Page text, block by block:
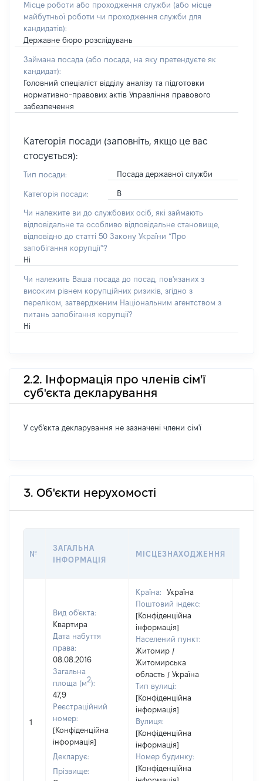
Місце роботи або проходження служби (або місце
майбутньої роботи чи проходження служби для
кандидатів):
Державне бюро розслідувань
Займана посада (або посада, на яку претендуєте як
кандидат):
Головний спеціаліст відділу аналізу та підготовки
нормативно-правових актів Управління правового
забезпечення
Категорія посади (заповніть, якщо це вас
стосується):
Тип посади: Посада державної служби
Категорія посади: В
Чи належите ви до службових осіб, які займають
відповідальне та особливо відповідальне становище,
відповідно до статті 50 Закону України “Про
запобігання корупції”?
Ні
Чи належить Ваша посада до посад, пов'язаних з
високим рівнем корупційних ризиків, згідно з
переліком, затвердженим Національним агентством з
питань запобігання корупції?
Ні
2.2. Інформація про членів сім'ї
суб'єкта декларування
У суб'єкта декларування не зазначені члени сім'ї
3. Об'єкти нерухомості
№
ЗАГАЛЬНА
ІНФОРМАЦІЯ
МІСЦЕЗНАХОДЖЕННЯ
1
Вид об'єкта:
Квартира
Дата набуття
права:
08.08.2016
Загальна
площа (м2):
47,9
Реєстраційний
номер:
[Конфіденційна
інформація]
Декларує:
Прізвище:
Країна:
Україна
Поштовий індекс:
[Конфіденційна
інформація]
Населений пункт:
Житомир /
Житомирська
область / Україна
Тип вулиці:
[Конфіденційна
інформація]
Вулиця:
[Конфіденційна
інформація]
Номер будинку:
[Конфіденційна